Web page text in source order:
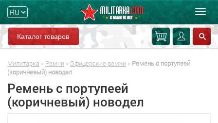
Каталог товаров
Милитарка » Ремни » Офицерские ремни » Ремень с портупеей
(коричневый) новодел
Ремень с портупеей
(коричневый) новодел